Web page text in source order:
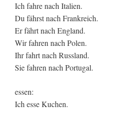
Ich fahre nach Italien.
Du fährst nach Frankreich.
Er fährt nach England.
Wir fahren nach Polen.
Ihr fahrt nach Russland.
Sie fahren nach Portugal.
essen:
Ich esse Kuchen.